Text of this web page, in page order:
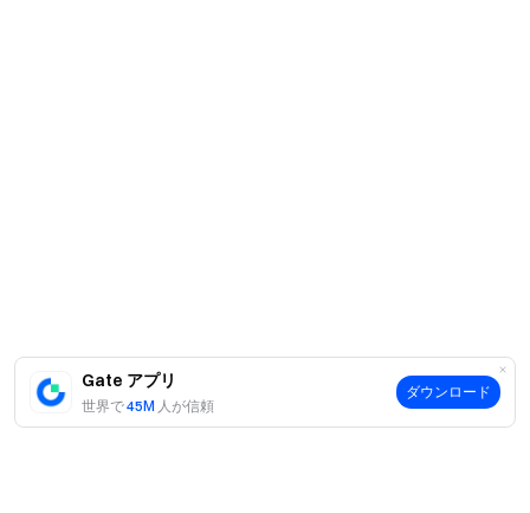
Gate アプリ
世界で45M 人が信頼
ダウンロード